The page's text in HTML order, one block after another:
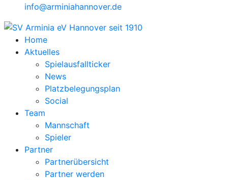
info@arminiahannover.de
Home
Aktuelles
Spielausfallticker
News
Platzbelegungsplan
Social
Team
Mannschaft
Spieler
Partner
Partnerübersicht
Partner werden